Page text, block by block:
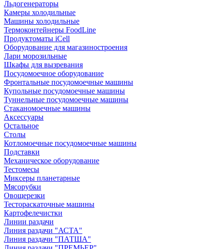
Льдогенераторы
Камеры холодильные
Машины холодильные
Термоконтейнеры FoodLine
Продуктоматы iCell
Оборудование для магазиностроения
Лари морозильные
Шкафы для вызревания
Посудомоечное оборудование
Фронтальные посудомоечные машины
Купольные посудомоечные машины
Туннельные посудомоечные машины
Стаканомоечные машины
Аксессуары
Остальное
Столы
Котломоечные посудомоечные машины
Подставки
Механическое оборудование
Тестомесы
Миксеры планетарные
Мясорубки
Овощерезки
Тестораскаточные машины
Картофелечистки
Линии раздачи
Линия раздачи "АСТА"
Линия раздачи "ПАТША"